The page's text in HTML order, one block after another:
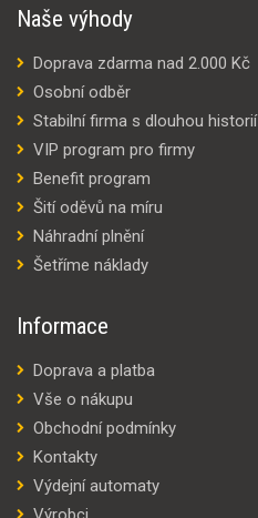
Naše výhody
Doprava zdarma nad 2.000 Kč
Osobní odběr
Stabilní firma s dlouhou historií
VIP program pro firmy
Benefit program
Šití oděvů na míru
Náhradní plnění
Šetříme náklady
Informace
Doprava a platba
Vše o nákupu
Obchodní podmínky
Kontakty
Výdejní automaty